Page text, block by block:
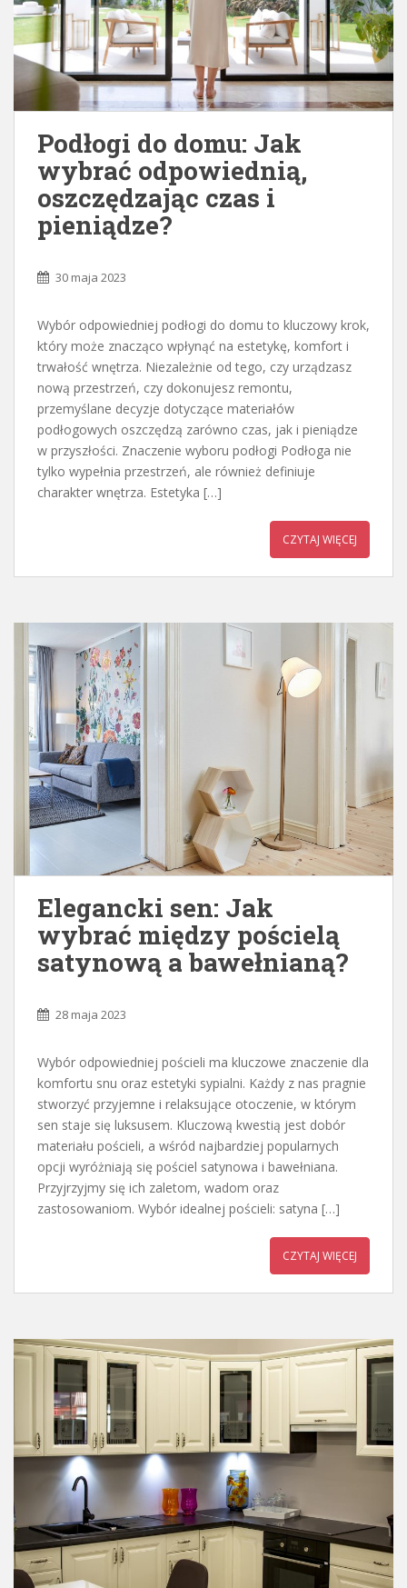
Podłogi do domu: Jak
wybrać odpowiednią,
oszczędzając czas i
pieniądze?
30 maja 2023
Wybór odpowiedniej podłogi do domu to kluczowy krok,
który może znacząco wpłynąć na estetykę, komfort i
trwałość wnętrza. Niezależnie od tego, czy urządzasz
nową przestrzeń, czy dokonujesz remontu,
przemyślane decyzje dotyczące materiałów
podłogowych oszczędzą zarówno czas, jak i pieniądze
w przyszłości. Znaczenie wyboru podłogi Podłoga nie
tylko wypełnia przestrzeń, ale również definiuje
charakter wnętrza. Estetyka […]
CZYTAJ WIĘCEJ
Elegancki sen: Jak
wybrać między pościelą
satynową a bawełnianą?
28 maja 2023
Wybór odpowiedniej pościeli ma kluczowe znaczenie dla
komfortu snu oraz estetyki sypialni. Każdy z nas pragnie
stworzyć przyjemne i relaksujące otoczenie, w którym
sen staje się luksusem. Kluczową kwestią jest dobór
materiału pościeli, a wśród najbardziej popularnych
opcji wyróżniają się pościel satynowa i bawełniana.
Przyjrzyjmy się ich zaletom, wadom oraz
zastosowaniom. Wybór idealnej pościeli: satyna […]
CZYTAJ WIĘCEJ